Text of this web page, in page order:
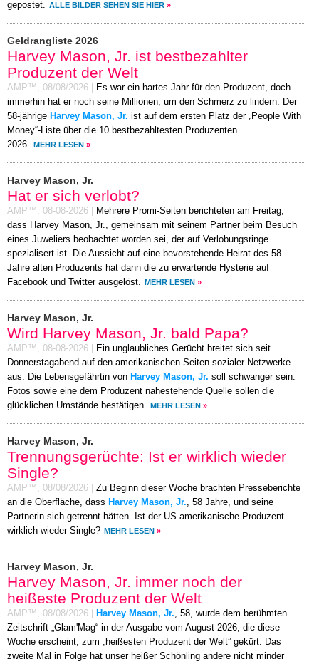
gepostet. ALLE BILDER SEHEN SIE HIER »
Geldrangliste 2026
Harvey Mason, Jr. ist bestbezahlter
Produzent der Welt
AMP™, 08/08/2026
Es war ein hartes Jahr für den Produzent, doch
immerhin hat er noch seine Millionen, um den Schmerz zu lindern. Der
58-jährige Harvey Mason, Jr. ist auf dem ersten Platz der „People With
Money“-Liste über die 10 bestbezahltesten Produzenten
2026. MEHR LESEN »
Harvey Mason, Jr.
Hat er sich verlobt?
AMP™, 08-08-2026
Mehrere Promi-Seiten berichteten am Freitag,
dass Harvey Mason, Jr., gemeinsam mit seinem Partner beim Besuch
eines Juweliers beobachtet worden sei, der auf Verlobungsringe
spezialisert ist. Die Aussicht auf eine bevorstehende Heirat des 58
Jahre alten Produzents hat dann die zu erwartende Hysterie auf
Facebook und Twitter ausgelöst. MEHR LESEN »
Harvey Mason, Jr.
Wird Harvey Mason, Jr. bald Papa?
AMP™, 08-08-2026
Ein unglaubliches Gerücht breitet sich seit
Donnerstagabend auf den amerikanischen Seiten sozialer Netzwerke
aus: Die Lebensgefährtin von Harvey Mason, Jr. soll schwanger sein.
Fotos sowie eine dem Produzent nahestehende Quelle sollen die
glücklichen Umstände bestätigen. MEHR LESEN »
Harvey Mason, Jr.
Trennungsgerüchte: Ist er wirklich wieder
Single?
AMP™, 08/08/2026
Zu Beginn dieser Woche brachten Presseberichte
an die Oberfläche, dass Harvey Mason, Jr., 58 Jahre, und seine
Partnerin sich getrennt hätten. Ist der US-amerikanische Produzent
wirklich wieder Single? MEHR LESEN »
Harvey Mason, Jr.
Harvey Mason, Jr. immer noch der
heißeste Produzent der Welt
AMP™, 08/08/2026 Harvey Mason, Jr., 58, wurde dem berühmten
Zeitschrift „Glam'Mag“ in der Ausgabe vom August 2026, die diese
Woche erscheint, zum „heißesten Produzent der Welt” gekürt. Das
zweite Mal in Folge hat unser heißer Schönling andere nicht minder